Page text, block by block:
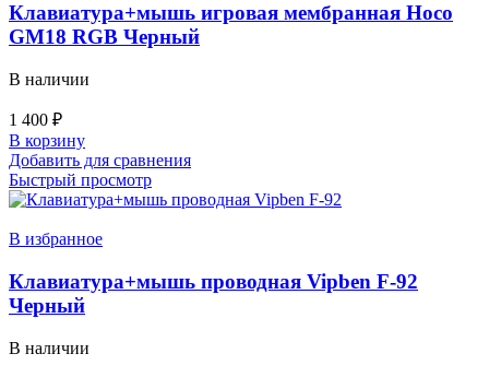
Клавиатура+мышь игровая мембранная Hoco
GM18 RGB Черный
В наличии
1 400 ₽
В корзину
Добавить для сравнения
Быстрый просмотр
В избранное
Клавиатура+мышь проводная Vipben F-92
Черный
В наличии